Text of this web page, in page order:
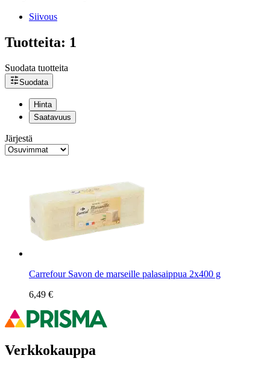
Siivous
Tuotteita: 1
Suodata tuotteita
Suodata
Hinta
Saatavuus
Järjestä
Carrefour Savon de marseille palasaippua 2x400 g
6,49 €
Verkkokauppa